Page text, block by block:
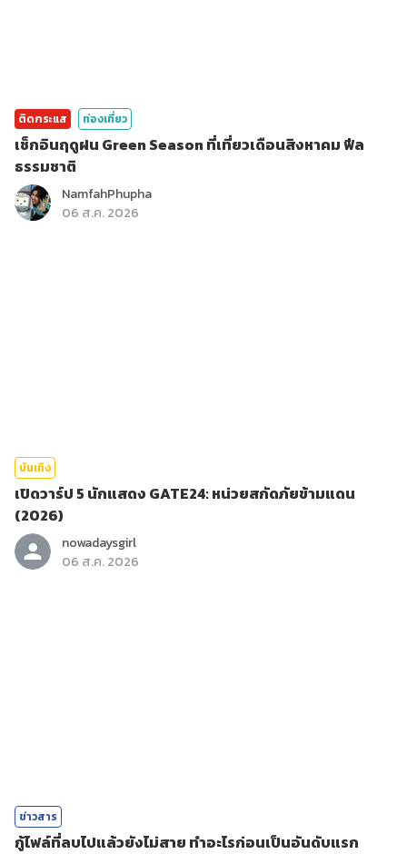
ติดกระแส ท่องเที่ยว
เช็กอินฤดูฝน Green Season ที่เที่ยวเดือนสิงหาคม ฟีล
ธรรมชาติ
NamfahPhupha
06 ส.ค. 2026
บันเทิง
เปิดวาร์ป 5 นักแสดง GATE24: หน่วยสกัดภัยข้ามแดน
(2026)
nowadaysgirl
06 ส.ค. 2026
ข่าวสาร
กู้ไฟล์ที่ลบไปแล้วยังไม่สาย ทำอะไรก่อนเป็นอันดับแรก